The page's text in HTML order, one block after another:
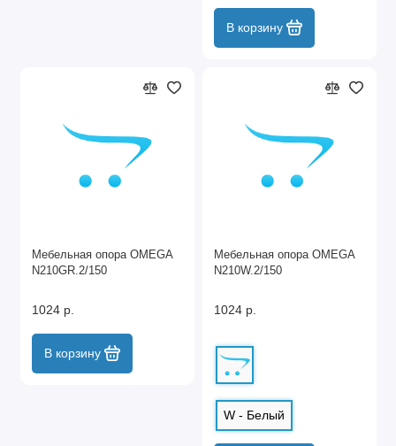
В корзину
Мебельная опора OMEGA
N210GR.2/150
1024 р.
В корзину
Мебельная опора OMEGA
N210W.2/150
1024 р.
W - Белый